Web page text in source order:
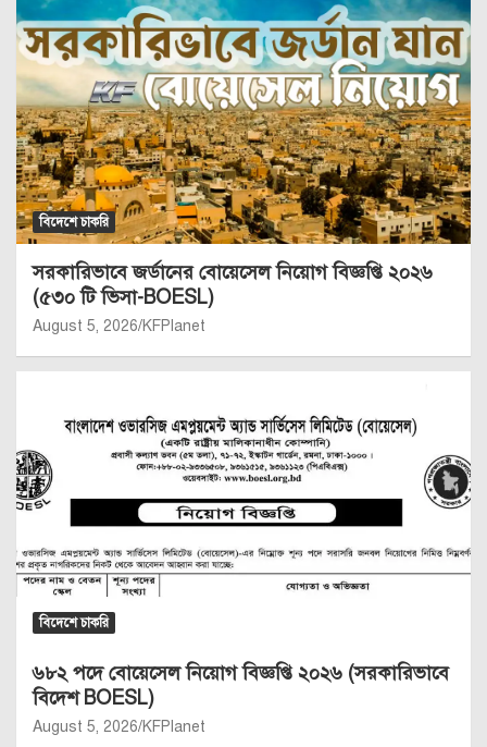
বিদেশে চাকরি
সরকারিভাবে জর্ডানের বোয়েসেল নিয়োগ বিজ্ঞপ্তি ২০২৬
(৫৩০ টি ভিসা-BOESL)
August 5, 2026 KFPlanet
বিদেশে চাকরি
৬৮২ পদে বোয়েসেল নিয়োগ বিজ্ঞপ্তি ২০২৬ (সরকারিভাবে
বিদেশ BOESL)
August 5, 2026 KFPlanet